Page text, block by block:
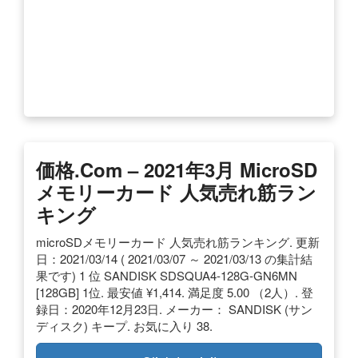
価格.com – 2021年3月 MicroSD
メモリーカード 人気売れ筋ラン
キング
microSDメモリーカード 人気売れ筋ランキング. 更新
日：2021/03/14 ( 2021/03/07 ～ 2021/03/13 の集計結
果です) 1 位 SANDISK SDSQUA4-128G-GN6MN
[128GB] 1位. 最安値 ¥1,414. 満足度 5.00 （2人）. 登
録日：2020年12月23日. メーカー： SANDISK (サン
ディスク) キープ. お気に入り 38.